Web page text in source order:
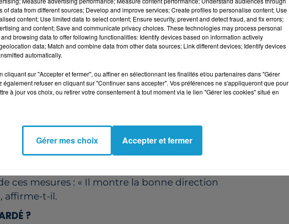
à aider financièrement les particuliers,
naturelles. Celui-ci sera porté à 300
aux épisodes de canicule.
transports publics et l'agriculture.
emblématiques comme la Tour Eiffel ou le
vice-président de France Nature
», mais souligne des doutes sur le
ces mesures : « Il montre la bonne direction
affirme-t-il.
?
of data from different sources; Develop and improve services; Create profiles to personalise content; Use
content; Use limited data to select content; Ensure security, prevent and detect fraud, and fix errors;
and content; Save and communicate privacy choices. These technologies may process personal
browsing data to offer following functionalities: Identify devices based on information actively
data; Match and combine data from other data sources; Link different devices; Identify devices
automatically.
cliquant sur "Accepter et fermer", ou affiner en sélectionnant les finalités et/ou partenaires dans "Gérer
également refuser en cliquant sur "Continuer sans accepter". Vos préférences ne s'appliqueront que pour
à jour vos choix, ou retirer votre consentement à tout moment via le lien "Gérer les cookies" situé en
Gérer mes choix Accepter et fermer